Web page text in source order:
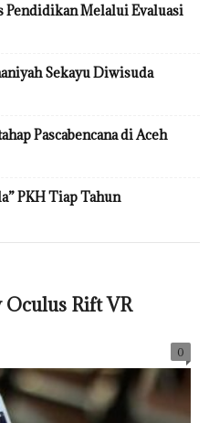
Pendidikan Melalui Evaluasi
Sekayu Diwisuda
Pascabencana di Aceh
PKH Tiap Tahun
Oculus Rift VR
0